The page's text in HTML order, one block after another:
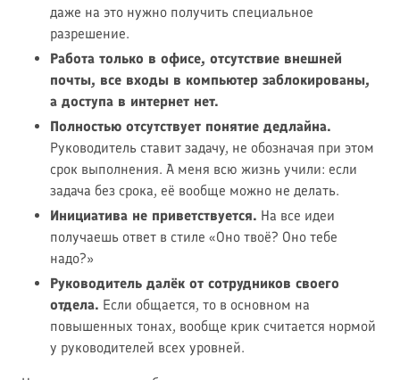
даже на это нужно получить специальное
разрешение.
Работа только в офисе, отсутствие внешней
почты, все входы в компьютер заблокированы,
а доступа в интернет нет.
Полностью отсутствует понятие дедлайна.
Руководитель ставит задачу, не обозначая при этом
срок выполнения. А меня всю жизнь учили: если
задача без срока, её вообще можно не делать.
Инициатива не приветствуется. На все идеи
получаешь ответ в стиле «Оно твоё? Оно тебе
надо?»
Руководитель далёк от сотрудников своего
отдела. Если общается, то в основном на
повышенных тонах, вообще крик считается нормой
у руководителей всех уровней.